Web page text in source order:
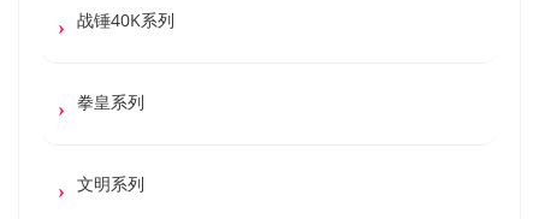
战锤40K系列
拳皇系列
文明系列